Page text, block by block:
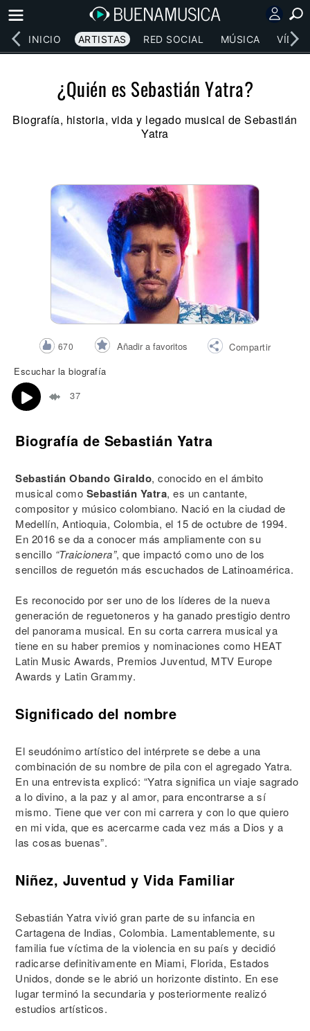
INICIO ARTISTAS RED SOCIAL MÚSICA
¿Quién es Sebastián Yatra?
Biografía, historia, vida y legado musical de Sebastián
Yatra
670 Añadir a favoritos
Compartir
Escuchar la biografía
37
Biografía de Sebastián Yatra
Sebastián Obando Giraldo, conocido en el ámbito
musical como Sebastián Yatra, es un cantante,
compositor y músico colombiano. Nació en la ciudad de
Medellín, Antioquia, Colombia, el 15 de octubre de 1994.
En 2016 se da a conocer más ampliamente con su
sencillo “Traicionera”, que impactó como uno de los
sencillos de reguetón más escuchados de Latinoamérica.
Es reconocido por ser uno de los líderes de la nueva
generación de reguetoneros y ha ganado prestigio dentro
del panorama musical. En su corta carrera musical ya
tiene en su haber premios y nominaciones como HEAT
Latin Music Awards, Premios Juventud, MTV Europe
Awards y Latin Grammy.
Significado del nombre
El seudónimo artístico del intérprete se debe a una
combinación de su nombre de pila con el agregado Yatra.
En una entrevista explicó: “Yatra significa un viaje sagrado
a lo divino, a la paz y al amor, para encontrarse a sí
mismo. Tiene que ver con mi carrera y con lo que quiero
en mi vida, que es acercarme cada vez más a Dios y a
las cosas buenas”.
Niñez, Juventud y Vida Familiar
Sebastián Yatra vivió gran parte de su infancia en
Cartagena de Indias, Colombia. Lamentablemente, su
familia fue víctima de la violencia en su país y decidió
radicarse definitivamente en Miami, Florida, Estados
Unidos, donde se le abrió un horizonte distinto. En ese
lugar terminó la secundaria y posteriormente realizó
estudios artísticos.